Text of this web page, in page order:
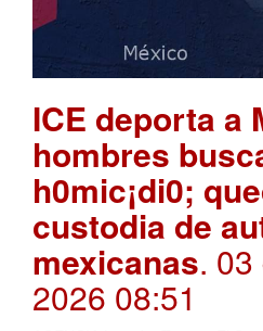
ICE deporta a
hombres
h0mic¡di0;
custodia de
mexicanas.
2026 08:51